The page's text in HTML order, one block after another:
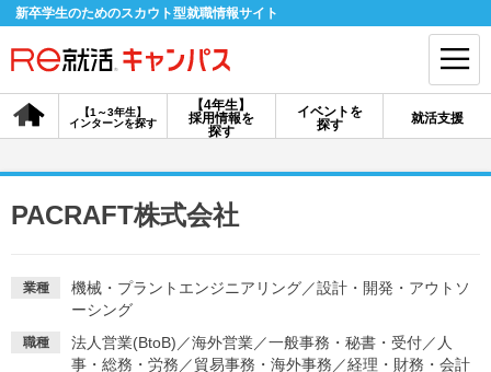
新卒学生のためのスカウト型就職情報サイト
【4年生】
採用情報を
探す
【1～3年生】
インターンを探す
イベントを
探す
就活支援
会員登録 ログイン
【4年生】
PACRAFT株式会社
業種 機械・プラントエンジニアリング／設計・開発・アウトソ
ーシング
職種 法人営業(BtoB) ／海外営業／一般事務・秘書・受付／ 人
事・総務・労務 ／貿易事務・海外事務 ／経理・財務・会計